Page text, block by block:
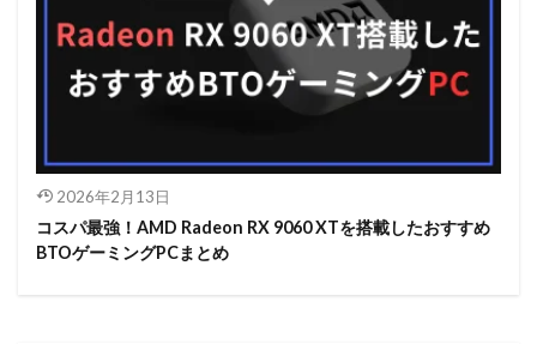
2026年2月13日
コスパ最強！AMD Radeon RX 9060 XTを搭載したおすすめ
BTOゲーミングPCまとめ